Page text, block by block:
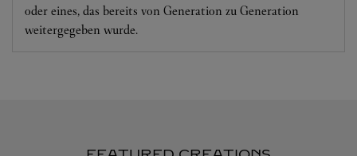
oder eines, das bereits von Generation zu Generation
weitergegeben wurde.